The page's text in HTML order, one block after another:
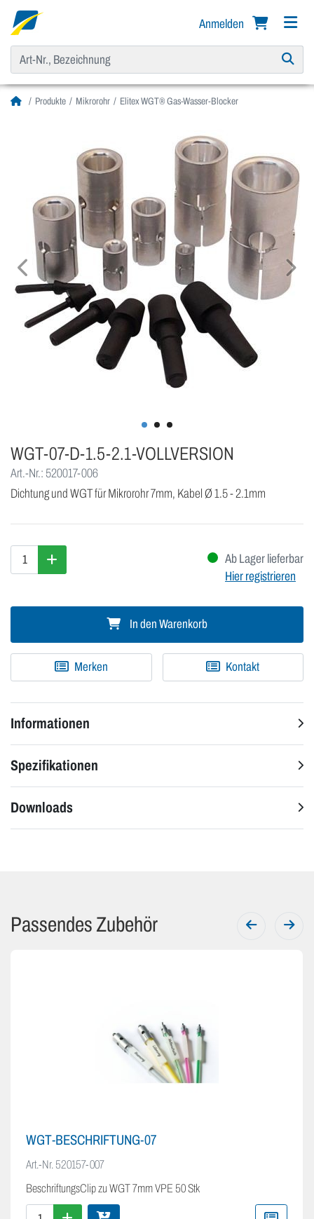
Anmelden
Produkte Mikrorohr Elitex WGT® Gas-Wasser-Blocker
WGT-07-D-1.5-2.1-VOLLVERSION
Art.-Nr.: 520017-006
Dichtung und WGT für Mikrorohr 7mm, Kabel Ø 1.5 - 2.1mm
Ab Lager lieferbar
Hier registrieren
In den Warenkorb
Merken Kontakt
Informationen
Spezifikationen
Downloads
Passendes Zubehör
WGT-BESCHRIFTUNG-07
Art.-Nr. 520157-007
BeschriftungsClip zu WGT 7mm VPE 50 Stk